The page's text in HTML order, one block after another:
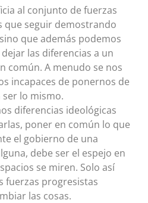
al conjunto de fuerzas
que seguir demostrando
que además podemos
las diferencias a un
común. A menudo se nos
incapaces de ponernos de
lo mismo.
diferencias ideológicas
poner en común lo que
el gobierno de una
debe ser el espejo en
se miren. Solo así
fuerzas progresistas
las cosas.